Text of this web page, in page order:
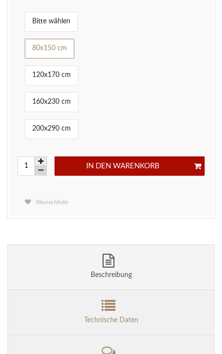
Bitte wählen
80x150 cm
120x170 cm
160x230 cm
200x290 cm
IN DEN WARENKORB
Wunschliste
Beschreibung
Technische Daten